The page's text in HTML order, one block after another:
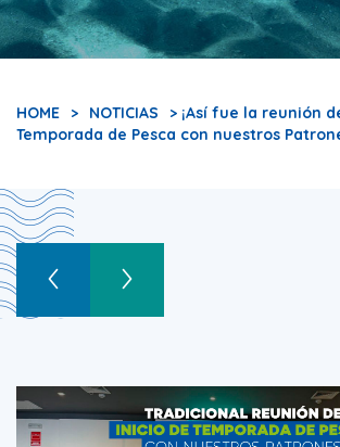
HOME > NOTICIAS
> ¡Así fue la reunión
Temporada de Pesca con nuestros